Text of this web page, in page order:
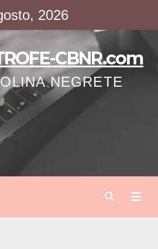
2026
CBNR.com
NEGRETE